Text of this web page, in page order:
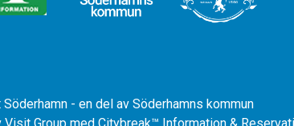
- en del av Söderhamns kommun
Visit Groupmed Citybreak™ Information &